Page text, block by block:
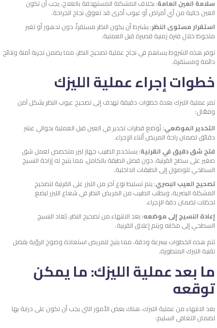
سلامة العين العامة: بخلاف المشكلة المستهدفة بالعلاج، يجب أن تكون
العين خالية من أي أمراض أو عيوب أخرى قد تعوق نجاح الجراحة.
استقرار مستوى النظر: يشترط أن يكون النظر مستقراً، دون تدهور أو تغير
ملحوظ خلال فترة زمنية قصيرة قبل العملية.
توفر هذه الشروط يساهم في نجاح عملية تصحيح النظر، مما يضمن تجربة آمنة ونتائج
دائمة ومستقرة.
خطوات إجراء عملية الليزك
تمر عملية الليزك بعدة خطوات دقيقة تهدف إلى تصحيح عيوب النظر بشكل آمن
وفعّال:
التخدير الموضعي: تُوضع قطرات تخدير في العين قبل العملية بحوالي عشر
دقائق لضمان راحة المريض أثناء الإجراء.
فتح شق دقيق في القرنية: يستخدم الطبيب جهاز ليزر متخصص لعمل شق
صغير على سطح القرنية، دون فصل الطبقة بالكامل، مما يتيح له إزاحة النسيج
السطحي للوصول إلى الطبقات الداخلية.
تصحيح العيب البصري: يتم تسليط نوع آخر من الليزر على القرنية لتصحيح
المشكلة البصرية، ويطلب الطبيب من المريض النظر في شعاع الليزر لبضع
لحظات لضمان دقة الإجراء.
إعادة النسيج إلى موضعه: بعد الانتهاء من تصحيح النظر، يُعاد النسيج
السطحي إلى مكانه ويتم إغلاق القرنية.
تتم هذه الخطوات بسرعة ودقة، مما يتيح للمريض استعادة وضوح الرؤية بفضل
تقنية الليزك المتطورة.
ما بعد عملية الليزك: ما يمكن
توقعه
بعد الانتهاء من عملية الليزك، هناك بعض الأمور التي يجب أن تكون على دراية بها
لضمان التعافي السليم: